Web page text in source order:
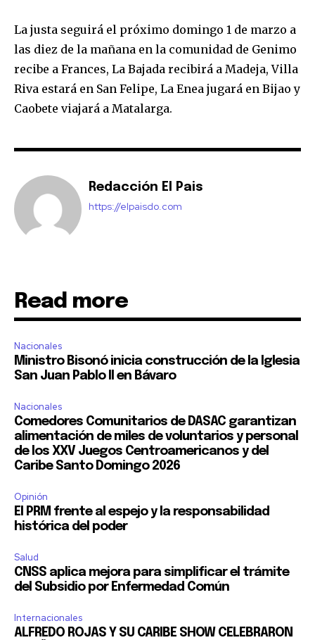
La justa seguirá el próximo domingo 1 de marzo a
las diez de la mañana en la comunidad de Genimo
recibe a Frances, La Bajada recibirá a Madeja, Villa
Riva estará en San Felipe, La Enea jugará en Bijao y
Caobete viajará a Matalarga.
Redacción El Pais
https://elpaisdo.com
Read more
Nacionales
Ministro Bisonó inicia construcción de la Iglesia
San Juan Pablo II en Bávaro
Nacionales
Comedores Comunitarios de DASAC garantizan
alimentación de miles de voluntarios y personal
de los XXV Juegos Centroamericanos y del
Caribe Santo Domingo 2026
Opinión
El PRM frente al espejo y la responsabilidad
histórica del poder
Salud
CNSS aplica mejora para simplificar el trámite
del Subsidio por Enfermedad Común
Internacionales
ALFREDO ROJAS Y SU CARIBE SHOW CELEBRARON